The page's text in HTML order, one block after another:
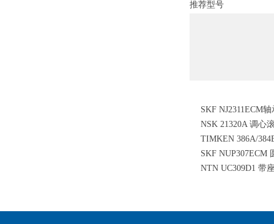
推荐型号
SKF NJ2311ECM
轴承
NSK 21320A 调心
TIMKEN 386A/
滚子轴承
SKF NUP307ECM
NTN UC309D1 带